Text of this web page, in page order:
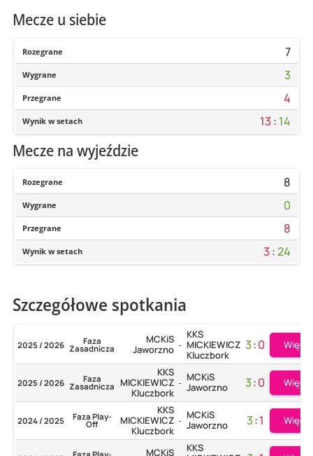
Mecze u siebie
Rozegrane 7
Wygrane 3
Przegrane 4
Wynik w setach 13: 14
Mecze na wyjeździe
Rozegrane 8
Wygrane 0
Przegrane 8
Wynik w setach 3:24
Szczegółowe spotkania
2025 / 2026 Faza
Zasadnicza
MCKiS
Jaworzno -
KKS
MICKIEWICZ
Kluczbork
3:0 Więcej
2025 / 2026 Faza
Zasadnicza
KKS
MICKIEWICZ
Kluczbork
- MCKiS
Jaworzno
3:0 Więcej
2024 / 2025 Faza Play-
Off
KKS
MICKIEWICZ
Kluczbork
- MCKiS
Jaworzno
3:1 Więcej
MCKiS
KKS